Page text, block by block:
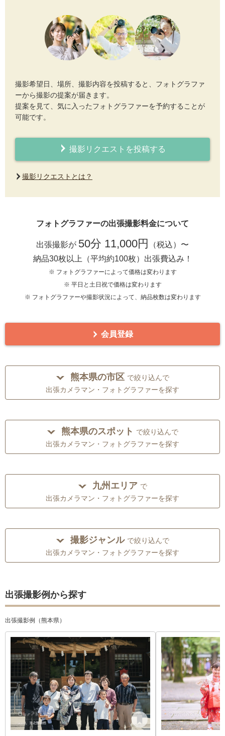
撮影希望日、場所、撮影内容を投稿すると、フォトグラファ
ーから撮影の提案が届きます。
提案を見て、気に入ったフォトグラファーを予約することが
可能です。
撮影リクエストを投稿する
撮影リクエストとは？
フォトグラファーの出張撮影料金について
出張撮影が 50分 11,000円
（税込）〜
納品30枚以上（平均約100枚）出張費込み！
※ フォトグラファーによって価格は変わります
※ 平日と土日祝で価格は変わります
※ フォトグラファーや撮影状況によって、納品枚数は変わります
会員登録
熊本県の市区 で絞り込んで
出張カメラマン・フォトグラファーを探す
熊本県のスポット で絞り込んで
出張カメラマン・フォトグラファーを探す
九州エリア で
出張カメラマン・フォトグラファーを探す
撮影ジャンル で絞り込んで
出張カメラマン・フォトグラファーを探す
出張撮影例から探す
出張撮影例（熊本県）